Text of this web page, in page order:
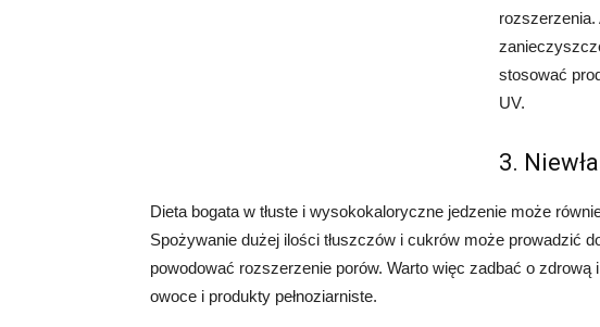
stosować
UV.
3.
Dieta bogata w tłuste i wysokokaloryczne jedzenie może
Spożywanie dużej ilości tłuszczów i cukrów może prowadzić
powodować rozszerzenie porów. Warto więc zadbać o
owoce i produkty pełnoziarniste.